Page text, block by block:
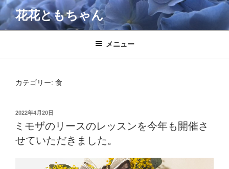
コ
ン
テ
花花ともちゃん
メニュー
カテゴリー: 食
投
稿
日:
2022年4月20日
ミモザのリースのレッスンを今年も開催さ
せていただきました。